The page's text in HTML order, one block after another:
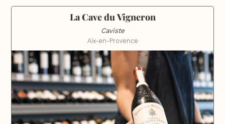
La Cave du Vigneron
Caviste
Aix-en-Provence